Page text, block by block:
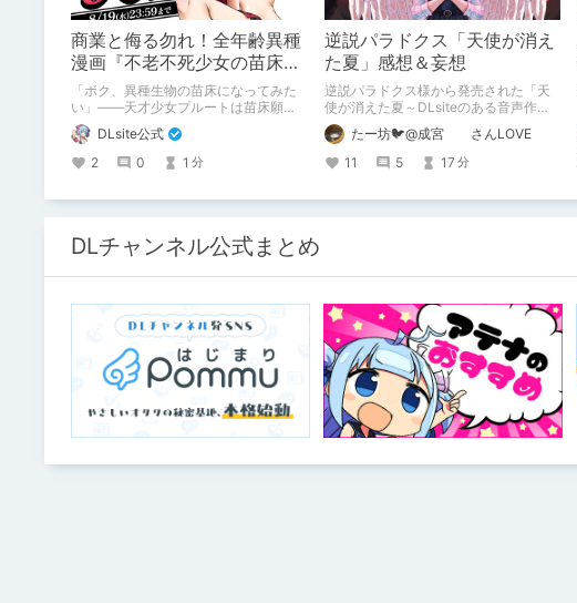
商業と侮る勿れ！全年齢異種
漫画『不老不死少女の苗床旅
行記』新刊記念1～3巻90%オ
フクーポン配布中✨
「ボク、異種生物の苗床になってみた
い」――天才少女プルートは苗床願望
を叶えるため、不老不死の体を手に入
れた！ 話題沸騰の全年齢苗床コミック
スの新刊が発売開始！ それを記念して1
～3巻まで90%OFFクーポン配布いたし
分お好きです。ぜひお試しください。
DLsite公式
2
0 1 分
逆説パラドクス「天使が消え
た夏」感想＆妄想
逆説パラドクス様から発売された「天
使が消えた夏～DLsiteのある音声作品
について～」の感想です。 妄想も多い
です。たー坊🐦@成宮 さんLOVE
11
5 17 分
DLチャンネル公式まとめ